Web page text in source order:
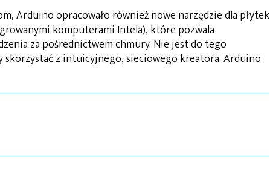
Arduino opracowało również nowe narzędzie dla płytek
komputerami Intela), które pozwala
za pośrednictwem chmury. Nie jest do tego
skorzystać z intuicyjnego, sieciowego kreatora. Arduino